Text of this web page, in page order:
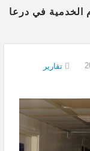
الخدمية في درعا
تقارير